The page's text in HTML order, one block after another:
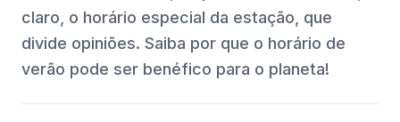
claro, o horário especial da estação, que
divide opiniões. Saiba por que o horário de
verão pode ser benéfico para o planeta!